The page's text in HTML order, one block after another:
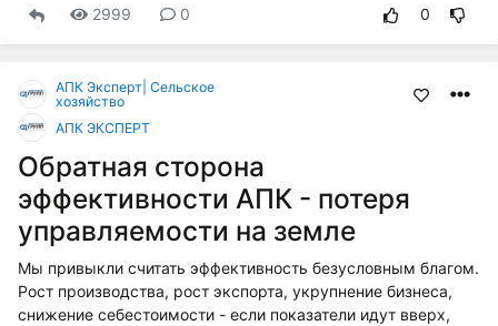
2999 0 0
АПК Эксперт| Сельское
хозяйство
АПК ЭКСПЕРТ
Обратная сторона
эффективности АПК - потеря
управляемости на земле
Мы привыкли считать эффективность безусловным благом.
Рост производства, рост экспорта, укрупнение бизнеса,
снижение себестоимости - если показатели идут вверх,